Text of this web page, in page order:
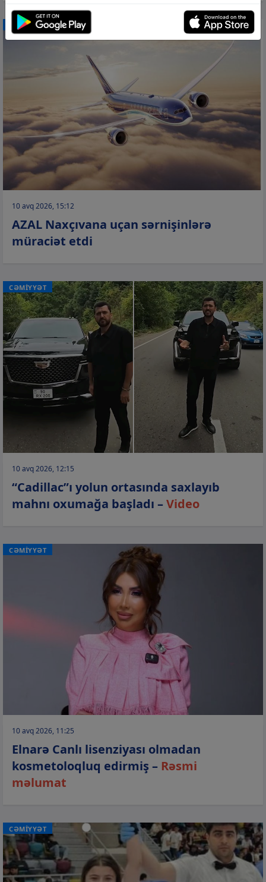
CƏMİYYƏT
10 avq 2026, 15:12
AZAL Naxçıvana uçan sərnişinlərə
müraciət etdi
CƏMİYYƏT
10 avq 2026, 12:15
“Cadillac”ı yolun ortasında saxlayıb
mahnı oxumağa başladı –Video
CƏMİYYƏT
10 avq 2026, 11:25
Elnarə Canlı lisenziyası olmadan
kosmetoloqluq edirmiş – Rəsmi
məlumat
CƏMİYYƏT